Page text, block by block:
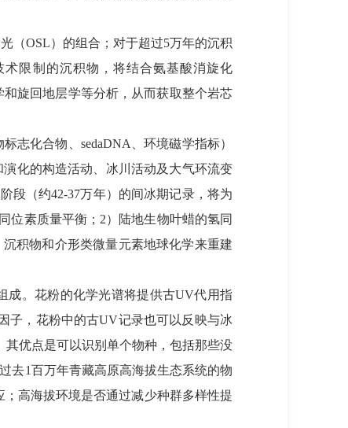
（OSL）的组合；对于超过5万年的沉积
术限制的沉积物，将结合氨基酸消旋化
旋回地层学等分析，从而获取整个岩芯
化合物、sedaDNA、环境磁学指标）
化的构造活动、冰川活动及大气环流变
段（约42-37万年）的间冰期记录，将为
位素质量平衡；2）陆地生物叶蜡的氢同
积物和介形类微量元素地球化学来重建
。花粉的化学光谱将提供古UV代用指
子，花粉中的古UV记录也可以反映与冰
优点是可以识别单个物种，包括那些没
去1百万年青藏高原高海拔生态系统的物
高海拔环境是否通过减少种群多样性提